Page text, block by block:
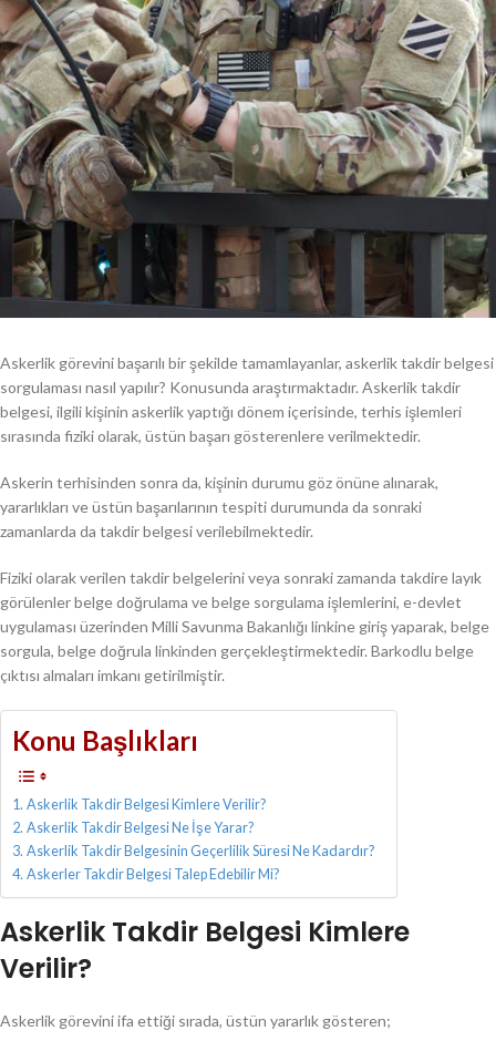
Askerlik görevini başarılı bir şekilde tamamlayanlar, askerlik takdir belgesi
sorgulaması nasıl yapılır? Konusunda araştırmaktadır. Askerlik takdir
belgesi, ilgili kişinin askerlik yaptığı dönem içerisinde, terhis işlemleri
sırasında fiziki olarak, üstün başarı gösterenlere verilmektedir.
Askerin terhisinden sonra da, kişinin durumu göz önüne alınarak,
yararlıkları ve üstün başarılarının tespiti durumunda da sonraki
zamanlarda da takdir belgesi verilebilmektedir.
Fiziki olarak verilen takdir belgelerini veya sonraki zamanda takdire layık
görülenler belge doğrulama ve belge sorgulama işlemlerini, e-devlet
uygulaması üzerinden Milli Savunma Bakanlığı linkine giriş yaparak, belge
sorgula, belge doğrula linkinden gerçekleştirmektedir. Barkodlu belge
çıktısı almaları imkanı getirilmiştir.
Konu Başlıkları
Askerlik Takdir Belgesi Kimlere Verilir?
Askerlik Takdir Belgesi Ne İşe Yarar?
Askerlik Takdir Belgesinin Geçerlilik Süresi Ne Kadardır?
Askerler Takdir Belgesi Talep Edebilir Mi?
Askerlik Takdir Belgesi Kimlere
Verilir?
Askerlik görevini ifa ettiği sırada, üstün yararlık gösteren;